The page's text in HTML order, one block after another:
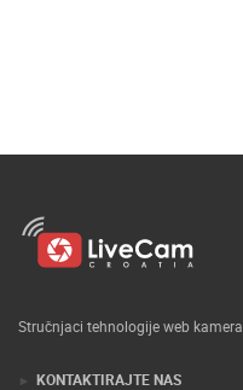
Stručnjaci tehnologije web kamera
KONTAKTIRAJTE NAS